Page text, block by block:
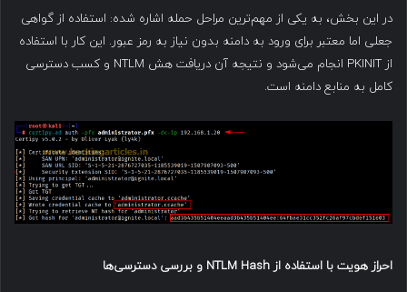
در این بخش، به یکی از مهم‌ترین مراحل حمله اشاره شده: استفاده از گواهی
جعلی اما معتبر برای ورود به دامنه بدون نیاز به رمز عبور. این کار با استفاده
از PKINIT انجام می‌شود و نتیجه آن دریافت هش NTLM و کسب دسترسی
کامل به منابع دامنه است.
احراز هویت با استفاده ازNTLM Hash و بررسی دسترسی‌ها